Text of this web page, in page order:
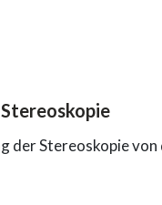
der Stereoskopie